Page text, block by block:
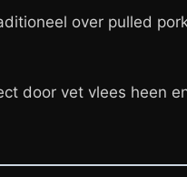
over pulled
door vet vlees heen